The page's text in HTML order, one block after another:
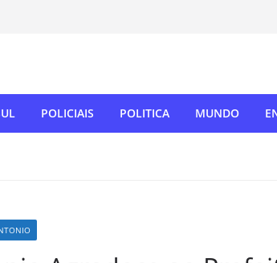
POLICIAIS POLITICA MUNDO